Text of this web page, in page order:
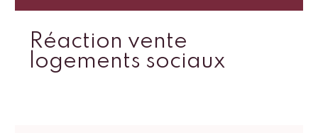
Réaction vente
logements sociaux